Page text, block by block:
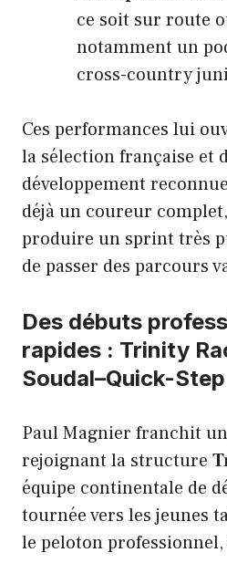
ce soit sur route
notamment un
cross-country
Ces performances lui
la sélection française et
développement
déjà un coureur
produire un sprint très
de passer des parcours
Des débuts
rapides : Trinity
Soudal–Quick-Step
Paul Magnier franchit
rejoignant la structure
équipe continentale de
tournée vers les jeunes
le peloton professionnel,